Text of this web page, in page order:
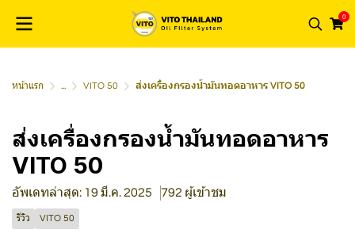
0
หน้าแรก ... VITO 50 ส่งเครื่องกรองน้ำมันทอดอาหาร VITO 50
ส่งเครื่องกรองน้ำมันทอดอาหาร
VITO 50
อัพเดทล่าสุด: 19 มี.ค. 2025 792 ผู้เข้าชม
รีวิว VITO 50